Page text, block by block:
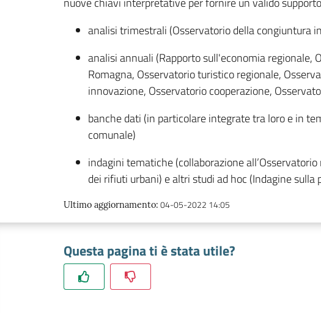
analisi trimestrali (Osservatorio della congiuntura
analisi annuali (Rapporto sull'economia
Romagna, Osservatorio turistico regionale,
innovazione, Osservatorio cooperazione,
banche dati (in particolare integrate tra loro e in
comunale)
indagini tematiche (collaborazione
dei rifiuti urbani) e altri studi ad hoc (Indagine sulla
Ultimo aggiornamento: 04-05-2022 14:05
Questa pagina ti è stata utile?